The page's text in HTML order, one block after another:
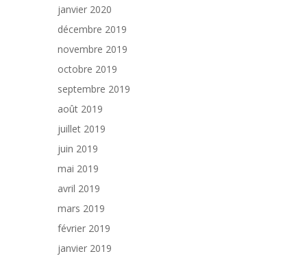
janvier 2020
décembre 2019
novembre 2019
octobre 2019
septembre 2019
août 2019
juillet 2019
juin 2019
mai 2019
avril 2019
mars 2019
février 2019
janvier 2019